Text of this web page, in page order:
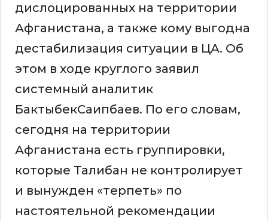
дислоцированных на территории
Афганистана, а также кому выгодна
дестабилизация ситуации в ЦА. Об
этом в ходе круглого заявил
системный аналитик
БактыбекСаипбаев. По его словам,
сегодня на территории
Афганистана есть группировки,
которые Талибан не контролирует
и вынужден «терпеть» по
настоятельной рекомендации